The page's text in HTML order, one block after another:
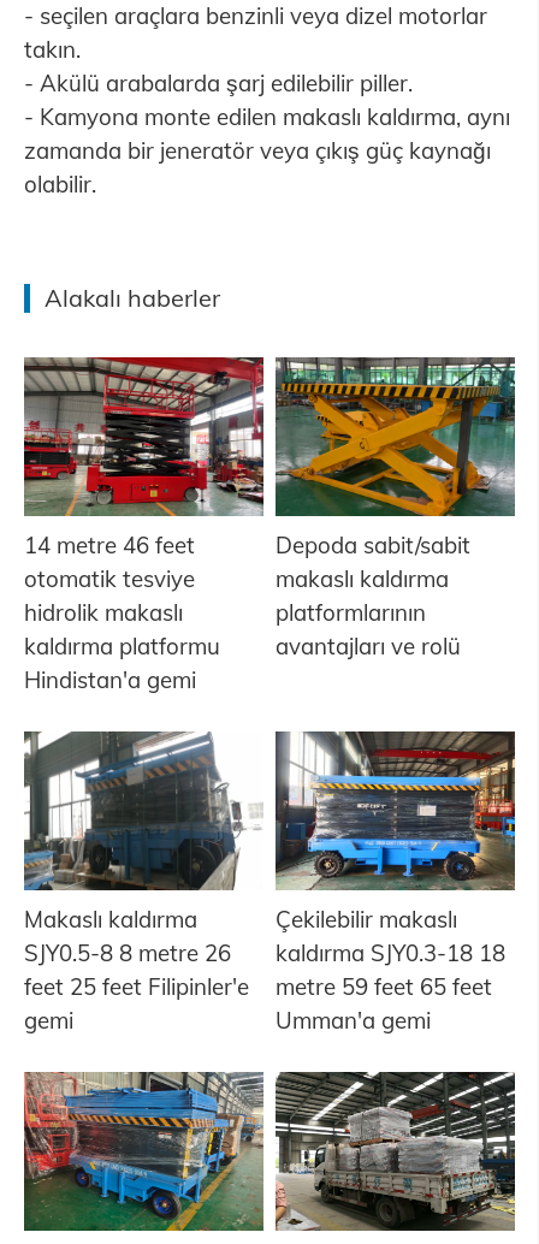
- seçilen araçlara benzinli veya dizel motorlar
takın.
- Akülü arabalarda şarj edilebilir piller.
- Kamyona monte edilen makaslı kaldırma, aynı
zamanda bir jeneratör veya çıkış güç kaynağı
olabilir.
Alakalı haberler
14 metre 46 feet
otomatik tesviye
hidrolik makaslı
kaldırma platformu
Hindistan'a gemi
Depoda sabit/sabit
makaslı kaldırma
platformlarının
avantajları ve rolü
Makaslı kaldırma
SJY0.5-8 8 metre 26
feet 25 feet Filipinler'e
gemi
Çekilebilir makaslı
kaldırma SJY0.3-18 18
metre 59 feet 65 feet
Umman'a gemi